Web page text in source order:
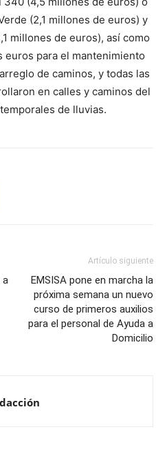
(2,1 millones de euros) y
millones de euros), así como
euros para el mantenimiento
de caminos, y todas las
en calles y caminos del
de lluvias.
a
Artículo siguiente
EMSISA pone en marcha la
próxima semana un nuevo
curso de primeros auxilios
para el personal de Ayuda a
Domicilio